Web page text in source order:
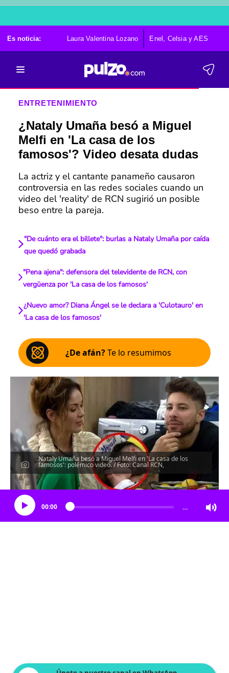
Es noticia: Laura Valentina Lozano Enel, Celsia y AES
ENTRETENIMIENTO
¿Nataly Umaña besó a Miguel
Melfi en 'La casa de los
famosos'? Video desata dudas
La actriz y el cantante panameño causaron
controversia en las redes sociales cuando un
video del 'reality' de RCN sugirió un posible
beso entre la pareja.
"De cuánto era el billete": burlas a Nataly Umaña por caída
que quedó grabada
"Pena ajena": defensora del televidente de RCN, con
vergüenza por 'La casa de los famosos'
¿Nuevo amor? Diana Ángel se le declara a 'Culotauro' en
'La casa de los famosos'
¿De afán?Te lo resumimos
Nataly Umaña besó a Miguel Melfi en 'La casa de los
famosos': polémico video. / Foto: Canal RCN,
Escucha el artículo
00:00 …